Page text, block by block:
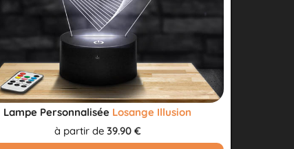
Lampe Personnalisée Losange Illusion
à partir de 39.90 €